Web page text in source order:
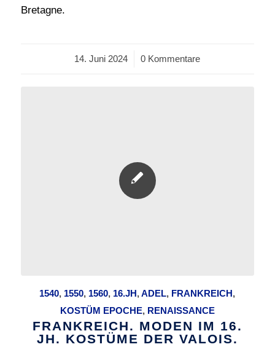
Bretagne.
14. Juni 2024
/ 0 Kommentare
1540, 1550, 1560, 16.JH,ADEL, FRANKREICH,
KOSTÜM EPOCHE, RENAISSANCE
FRANKREICH. MODEN IM 16.
JH. KOSTÜME DER VALOIS.